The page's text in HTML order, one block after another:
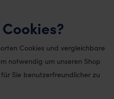
Cookies und vergleichbare
notwendig um unseren Shop
Sie benutzerfreundlicher zu